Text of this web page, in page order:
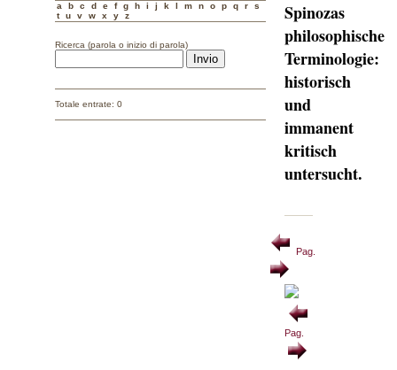
a b c d e f g h i j k l m n o p q r
s
t
u v w x y z
Ricerca (parola o inizio di parola)
Totale entrate: 0
Spinozas
philosophische
Terminologie:
historisch
und
immanent
kritisch
untersucht.
Pag.
Pag.